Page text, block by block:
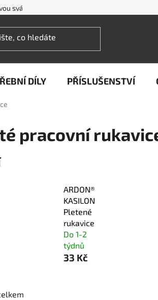
svářečku WECO levněji FAQ -
DÍLY PŘÍSLUŠENSTVÍ
pracovní
ARDON®
KASILON
Pletené
rukavice
Do 1-2
týdnů
33 Kč